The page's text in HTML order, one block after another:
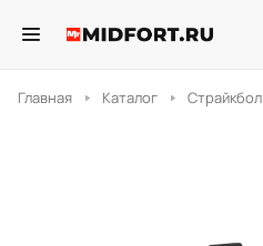
Главная Каталог Страйкбол